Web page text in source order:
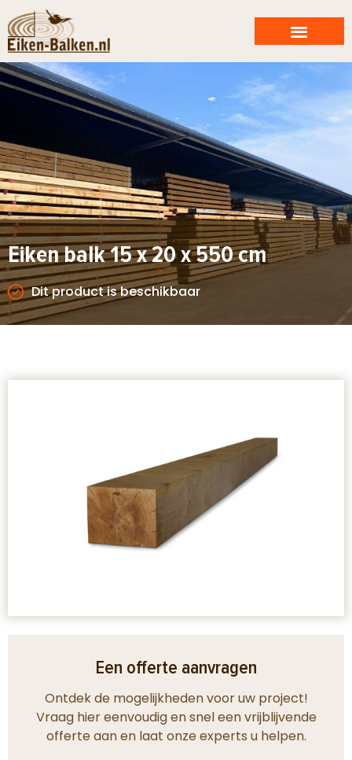
Eiken balk 15 x 20 x 550 cm
Dit product is beschikbaar
Een offerte aanvragen
Ontdek de mogelijkheden voor uw project!
Vraag hier eenvoudig en snel een vrijblijvende
offerte aan en laat onze experts u helpen.